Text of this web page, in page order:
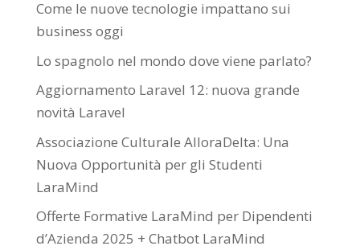
Come le nuove tecnologie impattano sui
business oggi
Lo spagnolo nel mondo dove viene parlato?
Aggiornamento Laravel 12: nuova grande
novità Laravel
Associazione Culturale AlloraDelta: Una
Nuova Opportunità per gli Studenti
LaraMind
Offerte Formative LaraMind per Dipendenti
d’Azienda 2025 + Chatbot LaraMind